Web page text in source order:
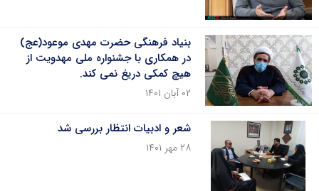
بنیاد فرهنگی حضرت مهدی موعود(عج)
در همکاری با جشنواره ملی مهدویت از
هیچ کمکی دریغ نمی کند.
۰۲ آبان ۱۴۰۱
شعر و ادبیات انتظار بررسی شد
۲۸ مهر ۱۴۰۱